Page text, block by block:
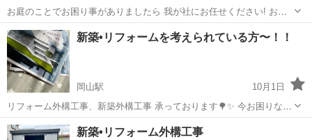
お庭のことでお困り事がありましたら 我が社にお任せください! お客
様第一の施工をさせていただきます。 まずはお見積もり（無料）いか
がですか？
岡山 岡山市 岡山駅 剪定/造園 無料
新築•リフォームを考えられている方〜！！
岡山駅
10月1日
リフォーム外構工事、新築外構工事 承っております🌳✨ 今お困りなこ
とを解決して 素敵なお庭作りしませんか？？ お見積もり無料です♪ ご
連絡お待ちしております。
岡山 岡山市 岡山駅 剪定/造園 無料
新築•リフォーム外構工事